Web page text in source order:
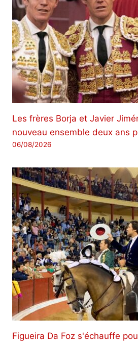
Les frères Borja et Javier
nouveau ensemble deux ans
06/08/2026
Figueira Da Foz s'échauffe